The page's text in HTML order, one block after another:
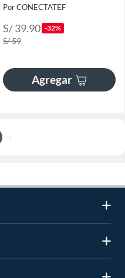
Por CONECTATEF
S/ 39.90 -32%
S/ 59
Agregar